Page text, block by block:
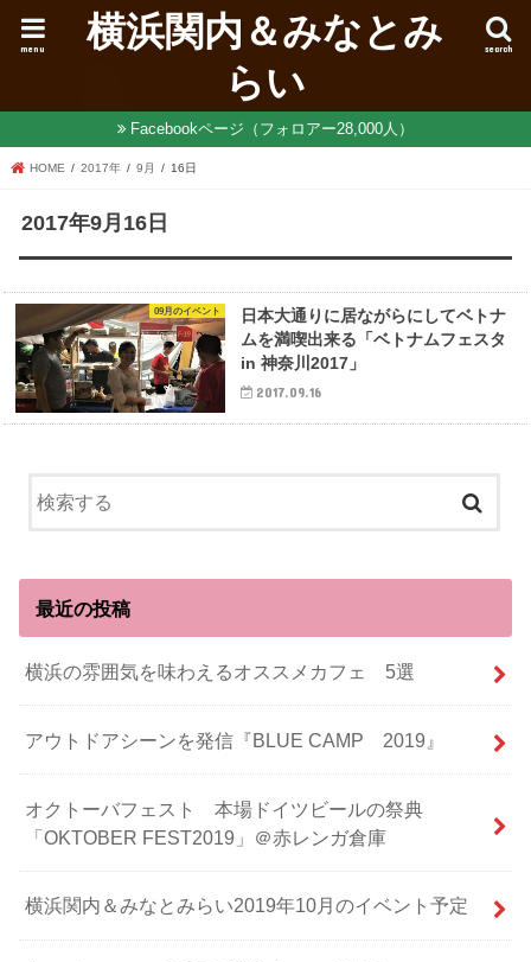
横浜関内＆みなとみ
らい
search
menu
Facebookページ（フォロアー28,000人）
HOME 2017年 9月 16日
2017年9月16日
09月のイベント
日本大通りに居ながらにしてベトナ
ムを満喫出来る「ベトナムフェスタ
in 神奈川2017」
2017.09.16
最近の投稿
横浜の雰囲気を味わえるオススメカフェ 5選
アウトドアシーンを発信『BLUE CAMP 2019』
オクトーバフェスト 本場ドイツビールの祭典
「OKTOBER FEST2019」＠赤レンガ倉庫
横浜関内＆みなとみらい2019年10月のイベント予定